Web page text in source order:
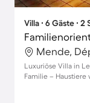
Villa ∙ 6 Gäste ∙
Mende,
Luxuriöse Villa in
Familie –